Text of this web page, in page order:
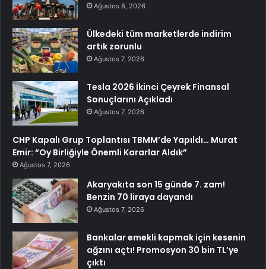
Ağustos 8, 2026
Ülkedeki tüm marketlerde indirim
artık zorunlu
Ağustos 7, 2026
Tesla 2026 İkinci Çeyrek Finansal
Sonuçlarını Açıkladı
Ağustos 7, 2026
CHP Kapalı Grup Toplantısı TBMM’de Yapıldı… Murat
Emir: “Oy Birliğiyle Önemli Kararlar Aldık”
Ağustos 7, 2026
Akaryakıta son 15 günde 7. zam!
Benzin 70 liraya dayandı
Ağustos 7, 2026
Bankalar emekli kapmak için kesenin
ağzını açtı! Promosyon 30 bin TL’ye
çıktı